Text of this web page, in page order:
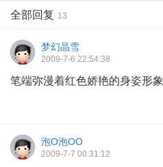
全部回复 13
梦幻晶雪
2009-7-6 22:54:38
笔端弥漫着红色娇艳的身姿形象
泡O泡OO
2009-7-7 00:31:12